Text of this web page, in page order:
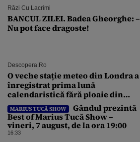
Râzi Cu Lacrimi
BANCUL ZILEI. Badea Gheorghe: –
Nu pot face dragoste!
Descopera.ro
O veche stație meteo din Londra a
înregistrat prima lună
calendaristică fără ploaie din
1871 încoace
MARIUS TUCĂ SHOW
Gândul prezintă
Best of Marius Tucă Show –
vineri, 7 august, de la ora 19:00
16:33